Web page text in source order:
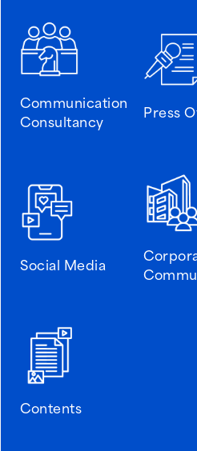
Communication
Consultancy
Press
Social Media
Contents